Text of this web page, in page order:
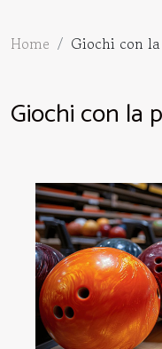
Home Giochi con
Giochi con la